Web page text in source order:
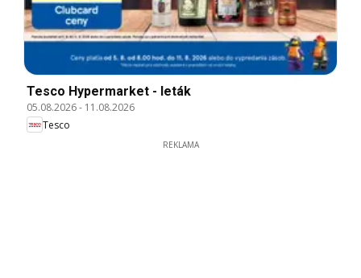
Tesco Hypermarket - leták
05.08.2026- 11.08.2026
Tesco
REKLAMA